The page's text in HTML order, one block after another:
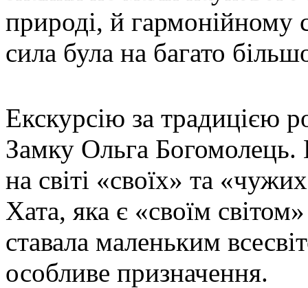
природі, й гармонійному
сила була на багато
Екскурсію за традицією
Замку Ольга Богомолець.
на світі «своїх» та
Хата, яка є «своїм
ставала маленьким
особливе призначення.